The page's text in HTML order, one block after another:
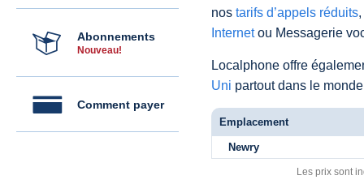
Abonnements
Nouveau!
Comment payer
nos tarifs d’appels réduits
Internetou Messagerie
Localphone offre
Uni partout dans le
Emplacement
Newry
Les prix sont